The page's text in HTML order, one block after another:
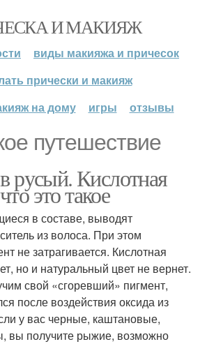
И МАКИЯЖ
виды макияжа и причесок
прически и макияж
на дому
игры отзывы
путешествие
русый. Кислотная
это такое
в составе, выводят
из волоса. При этом
не затрагивается. Кислотная
но и натуральный цвет не вернет.
свой «сгоревший» пигмент,
после воздействия оксида из
у вас черные, каштановые,
вы получите рыжие, возможно